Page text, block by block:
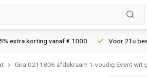
korting vanaf € 1000 Voor 21u
Gira 0211806 afdekraam 1-voudig Event wit